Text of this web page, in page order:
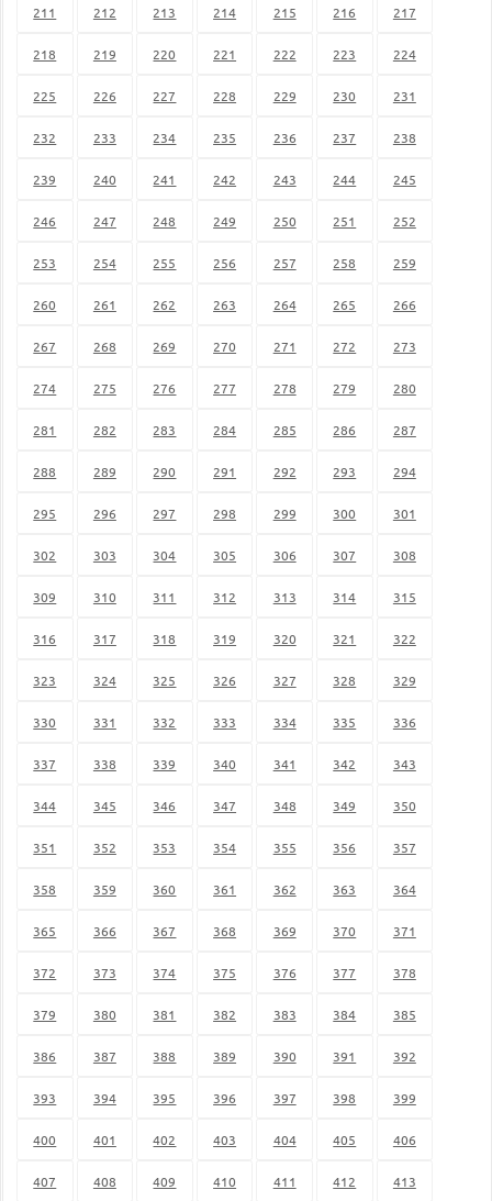
211 212 213 214 215 216 217
218 219 220 221 222 223 224
225 226 227 228 229 230 231
232 233 234 235 236 237 238
239 240 241 242 243 244 245
246 247 248 249 250 251 252
253 254 255 256 257 258 259
260 261 262 263 264 265 266
267 268 269 270 271 272 273
274 275 276 277 278 279 280
281 282 283 284 285 286 287
288 289 290 291 292 293 294
295 296 297 298 299 300 301
302 303 304 305 306 307 308
309 310 311 312 313 314 315
316 317 318 319 320 321 322
323 324 325 326 327 328 329
330 331 332 333 334 335 336
337 338 339 340 341 342 343
344 345 346 347 348 349 350
351 352 353 354 355 356 357
358 359 360 361 362 363 364
365 366 367 368 369 370 371
372 373 374 375 376 377 378
379 380 381 382 383 384 385
386 387 388 389 390 391 392
393 394 395 396 397 398 399
400 401 402 403 404 405 406
407 408 409 410 411 412 413